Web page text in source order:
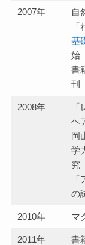
2007年
自
基
始
書
刊
2008年
ヘ
岡
学
究
の
2010年 マ
2011年 書